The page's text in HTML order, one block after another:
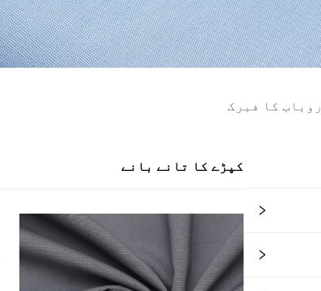
روباب کا فبرک
کپڑے کا تانے بانے